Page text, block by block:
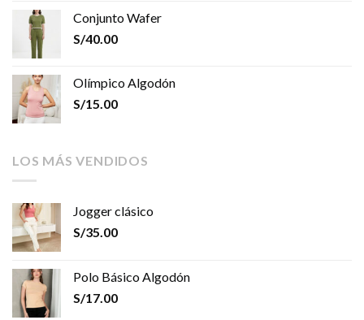
Conjunto Wafer
S/40.00
Olímpico Algodón
S/15.00
LOS MÁS VENDIDOS
Jogger clásico
S/35.00
Polo Básico Algodón
S/17.00